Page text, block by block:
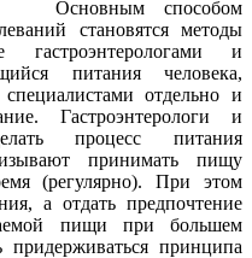
Основным способом
становятся методы
гастроэнтерологами и
питания человека,
отдельно и
Гастроэнтерологи и
процесс питания
принимать пищу
(регулярно). При этом
а отдать предпочтение
пищи при большем
придерживаться принципа